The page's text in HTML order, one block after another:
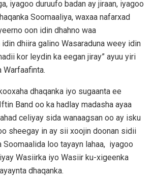
iyagoo duruufo badan ay jiraan, iyagoo
Soomaaliya, waxaa nafarxad
oon idin dhahno waa
dhiira galino Wasaraduna weey idin
kor leydin ka eegan jiray” ayuu yiri
dhaqanka iyo sugaanta ee
Band oo ka hadlay madasha ayaa
celiyay sida wanaagsan oo ay isku
sheegay in ay sii xoojin doonan sidii
Soomaalida loo tayayn lahaa, iyagoo
Wasiirka iyo Wasiir ku-xigeenka
dhaqanka.